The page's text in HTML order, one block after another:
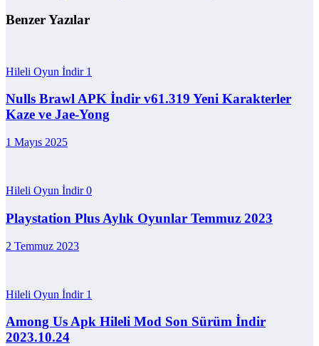
Benzer Yazılar
Hileli Oyun İndir 1
Nulls Brawl APK İndir v61.319 Yeni Karakterler
Kaze ve Jae-Yong
1 Mayıs 2025
Hileli Oyun İndir0
Playstation Plus Aylık Oyunlar Temmuz 2023
2 Temmuz 2023
Hileli Oyun İndir 1
Among Us Apk Hileli Mod Son Sürüm İndir
2023.10.24